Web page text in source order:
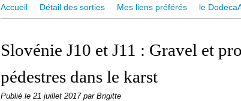
Accueil Détail des sorties Mes liens préférés le
Slovénie J10 et J11 : Gravel et
pédestres dans le karst
Publié le 21 juillet 2017 par Brigitte